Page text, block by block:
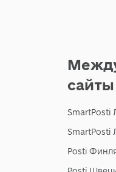
сайты
SmartPosti
SmartPosti
Posti